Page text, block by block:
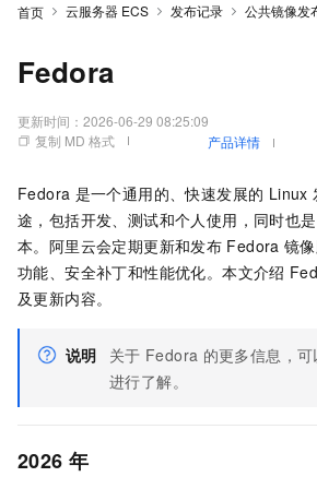
首页 云服务器 ECS 发布记录 公共镜像发
Fedora
更新时间： 2026-06-29 08:25:09
复制 MD 格式
产品详情
Fedora 是一个通用的、快速发展的 Linux
途，包括开发、测试和个人使用，同时也是
本。阿里云会定期更新和发布 Fedora 镜
功能、安全补丁和性能优化。本文介绍
及更新内容。
说明 关于 Fedora 的更多信息，可
进行了解。
2026 年